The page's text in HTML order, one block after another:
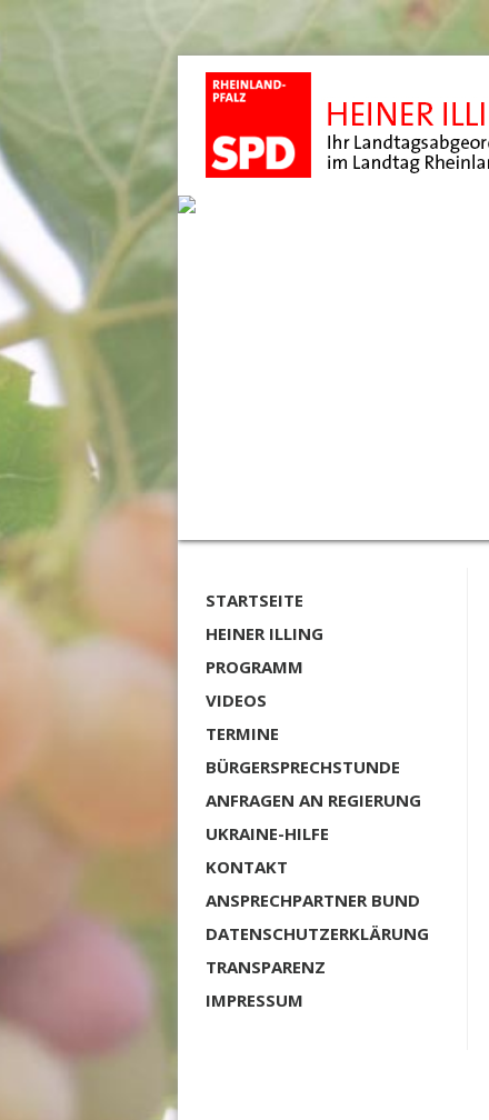
STARTSEITE
HEINER ILLING
PROGRAMM
VIDEOS
TERMINE
BÜRGERSPRECHSTUNDE
ANFRAGEN AN REGIERUNG
UKRAINE-HILFE
KONTAKT
ANSPRECHPARTNER BUND
DATENSCHUTZERKLÄRUNG
TRANSPARENZ
IMPRESSUM